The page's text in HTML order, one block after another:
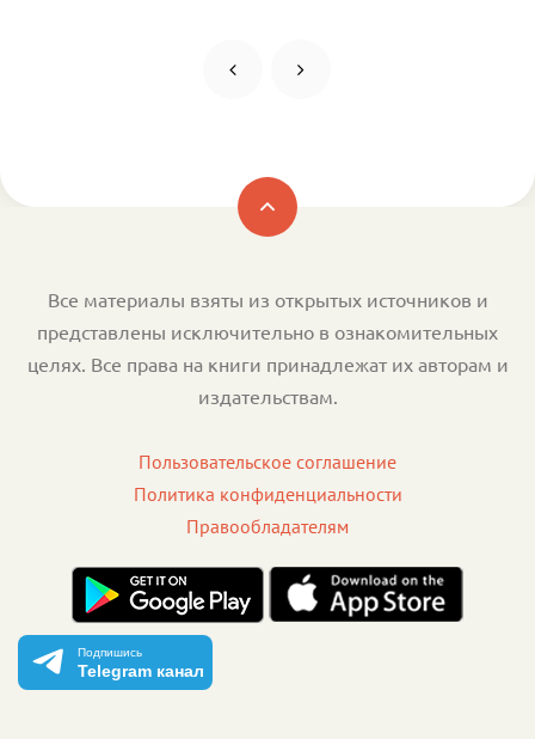
Все материалы взяты из открытых источников и
представлены исключительно в ознакомительных
целях. Все права на книги принадлежат их авторам и
издательствам.
Пользовательское соглашение
Политика конфиденциальности
Правообладателям
Подпишись
Telegram канал